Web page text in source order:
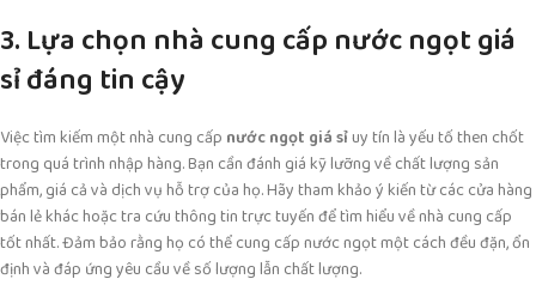
3. Lựa chọn nhà cung cấp nước ngọt giá
sỉ đáng tin cậy
Việc tìm kiếm một nhà cung cấp nước ngọt giá sỉuy tín là yếu tố then chốt
trong quá trình nhập hàng. Bạn cần đánh giá kỹ lưỡng về chất lượng sản
phẩm, giá cả và dịch vụ hỗ trợ của họ. Hãy tham khảo ý kiến từ các cửa hàng
bán lẻ khác hoặc tra cứu thông tin trực tuyến để tìm hiểu về nhà cung cấp
tốt nhất. Đảm bảo rằng họ có thể cung cấp nước ngọt một cách đều đặn, ổn
định và đáp ứng yêu cầu về số lượng lẫn chất lượng.